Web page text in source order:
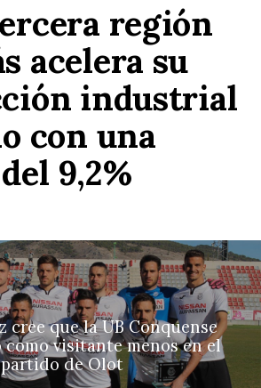
región
acelera su
industrial
con una
9,2%
cree que la UB Conquense
como visitante menos en el
partido de Olot